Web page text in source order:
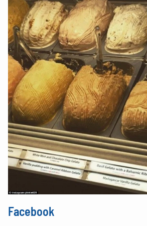
Facebook